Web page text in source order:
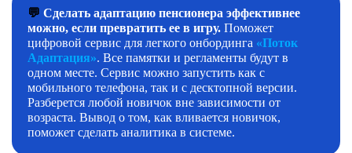
💬 Сделать адаптацию пенсионера эффективнее
можно, если превратить ее в игру. Поможет
цифровой сервис для легкого онбординга «Поток
Адаптация». Все памятки и регламенты будут в
одном месте. Сервис можно запустить как с
мобильного телефона, так и с десктопной версии.
Разберется любой новичок вне зависимости от
возраста. Вывод о том, как вливается новичок,
поможет сделать аналитика в системе.